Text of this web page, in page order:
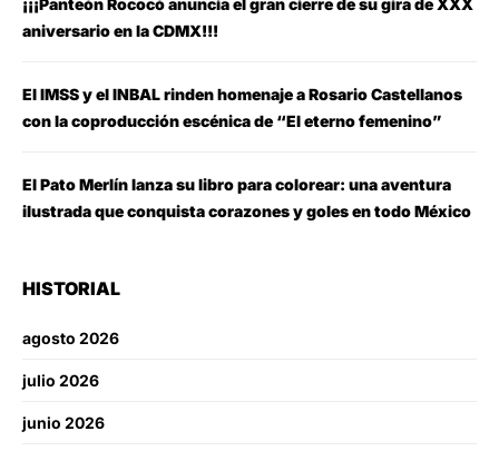
¡¡¡Panteón Rococó anuncia el gran cierre de su gira de XXX
aniversario en la CDMX!!!
El IMSS y el INBAL rinden homenaje a Rosario Castellanos
con la coproducción escénica de “El eterno femenino”
El Pato Merlín lanza su libro para colorear: una aventura
ilustrada que conquista corazones y goles en todo México
HISTORIAL
agosto 2026
julio 2026
junio 2026